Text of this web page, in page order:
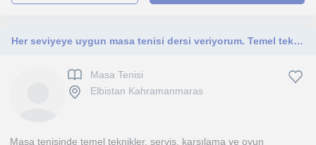
Her seviyeye uygun masa tenisi dersi veriyorum. Temel teknikleri geliştirmenize ve oyununuzu ilerletmenize yardımcı olurum.
Masa Tenisi
Elbistan Kahramanmaras
Masa tenisinde temel teknikler, servis, karşılama ve oyun